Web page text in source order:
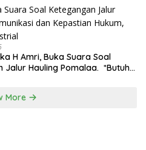
November Wundulako
H Amri, Buka Suara Soal
Hauling Pomalaa. *Butuh
More